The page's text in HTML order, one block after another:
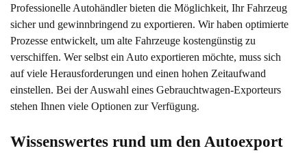
Professionelle Autohändler bieten die Möglichkeit, Ihr Fahrzeug
sicher und gewinnbringend zu exportieren. Wir haben optimierte
Prozesse entwickelt, um alte Fahrzeuge kostengünstig zu
verschiffen. Wer selbst ein Auto exportieren möchte, muss sich
auf viele Herausforderungen und einen hohen Zeitaufwand
einstellen. Bei der Auswahl eines Gebrauchtwagen-Exporteurs
stehen Ihnen viele Optionen zur Verfügung.
Wissenswertes rund um den Autoexport